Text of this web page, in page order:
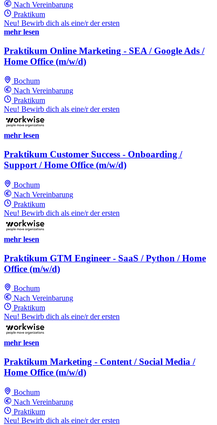
Nach Vereinbarung
Praktikum
Neu! Bewirb dich als eine/r der ersten
mehr lesen
Praktikum Online Marketing - SEA / Google Ads /
Home Office (m/w/d)
Bochum
Nach Vereinbarung
Praktikum
Neu! Bewirb dich als eine/r der ersten
mehr lesen
Praktikum Customer Success - Onboarding /
Support / Home Office (m/w/d)
Bochum
Nach Vereinbarung
Praktikum
Neu! Bewirb dich als eine/r der ersten
mehr lesen
Praktikum GTM Engineer - SaaS / Python / Home
Office (m/w/d)
Bochum
Nach Vereinbarung
Praktikum
Neu! Bewirb dich als eine/r der ersten
mehr lesen
Praktikum Marketing - Content / Social Media /
Home Office (m/w/d)
Bochum
Nach Vereinbarung
Praktikum
Neu! Bewirb dich als eine/r der ersten